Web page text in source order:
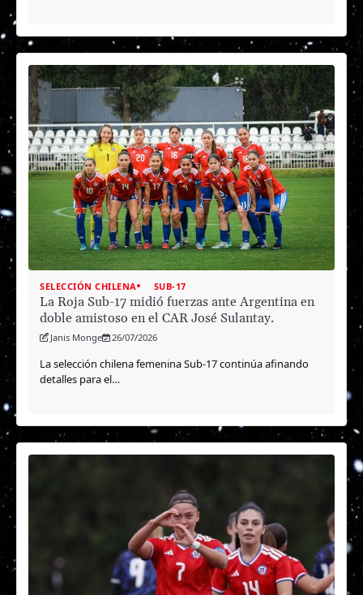
SELECCIÓN CHILENA SUB-17
La Roja Sub-17 midió fuerzas ante Argentina en
doble amistoso en el CAR José Sulantay.
Janis Monge 26/07/2026
La selección chilena femenina Sub-17 continúa afinando
detalles para el…